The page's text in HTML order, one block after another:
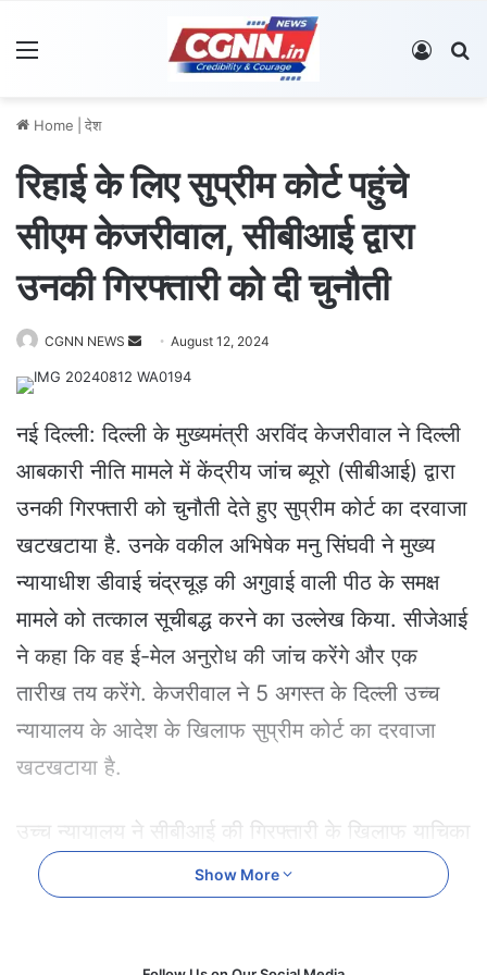
Log In
Home देश
रिहाई के लिए सुप्रीम कोर्ट पहुंचे
सीएम केजरीवाल, सीबीआई द्वारा
उनकी गिरफ्तारी को दी चुनौती
CGNN NEWS
e
d
a
n
e
a
i
August 12, 2024
नई दिल्ली: दिल्ली के मुख्यमंत्री अरविंद केजरीवाल ने दिल्ली
आबकारी नीति मामले में केंद्रीय जांच ब्यूरो (सीबीआई) द्वारा
उनकी गिरफ्तारी को चुनौती देते हुए सुप्रीम कोर्ट का दरवाजा
खटखटाया है. उनके वकील अभिषेक मनु सिंघवी ने मुख्य
न्यायाधीश डीवाई चंद्रचूड़ की अगुवाई वाली पीठ के समक्ष
मामले को तत्काल सूचीबद्ध करने का उल्लेख किया. सीजेआई
ने कहा कि वह ई-मेल अनुरोध की जांच करेंगे और एक
तारीख तय करेंगे. केजरीवाल ने 5 अगस्त के दिल्ली उच्च
न्यायालय के आदेश के खिलाफ सुप्रीम कोर्ट का दरवाजा
खटखटाया है.
उच्च न्यायालय ने सीबीआई की गिरफ्तारी के खिलाफ याचिका
कर दी थी खारिज
याचिका खारिज कर दी थी और जमानत के लिए निचली
Show More